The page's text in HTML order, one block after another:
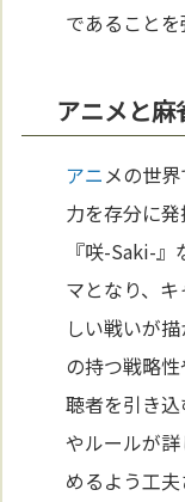
であること
アニメと麻
アニ メの世界
力を存分に
『咲-Saki-』
マとなり、
しい戦いが
の持つ戦略
聴者を引き込
やルールが
めるよう工夫